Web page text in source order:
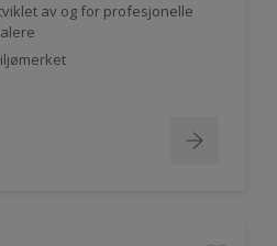
av og for profesjonelle